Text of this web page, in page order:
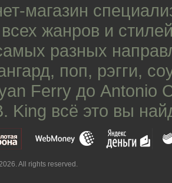
магазин
всех жанров и
разных
, поп, рэгги,
Ferry до Antonio
King всё это вы
All rights reserved.